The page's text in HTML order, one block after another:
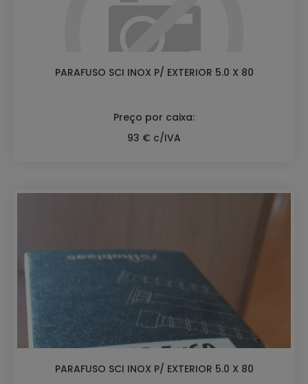
PARAFUSO SCI INOX P/ EXTERIOR 5.0 X 80
Preço por caixa:
93 € c/IVA
PARAFUSO SCI INOX P/ EXTERIOR 5.0 X 80